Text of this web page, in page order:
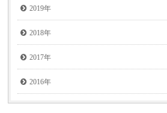
2019年
2018年
2017年
2016年